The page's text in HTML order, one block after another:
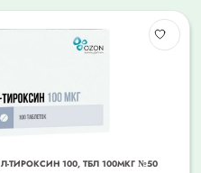
Л-ТИРОКСИН 100, ТБЛ 100МКГ №50